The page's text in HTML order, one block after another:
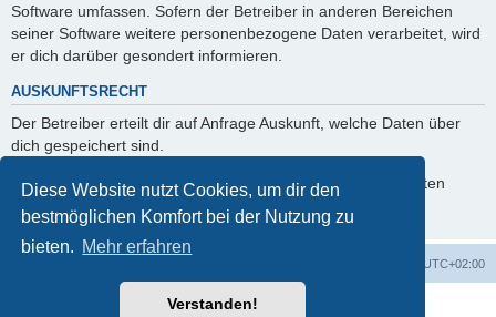
Diese Website nutzt Cookies, um dir den
bestmöglichen Komfort bei der Nutzung zu
bieten. Mehr erfahren
Verstanden!
Software umfassen. Sofern der Betreiber in anderen Bereichen
seiner Software weitere personenbezogene Daten verarbeitet, wird
er dich darüber gesondert informieren.
AUSKUNFTSRECHT
Der Betreiber erteilt dir auf Anfrage Auskunft, welche Daten über
dich gespeichert sind.
Du kannst jederzeit die Löschung bzw. Sperrung deiner Daten
verlangen. Kontaktiere hierzu bitte den Betreiber.
UTC+02:00
Powered byphpBB® Forum Software © phpBB Limited